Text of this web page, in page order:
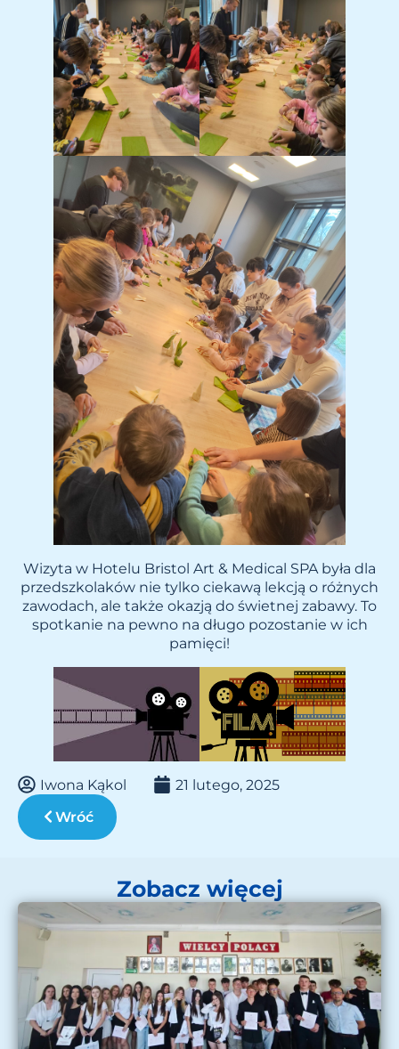
Wizyta w Hotelu Bristol Art & Medical SPA była dla
przedszkolaków nie tylko ciekawą lekcją o różnych
zawodach, ale także okazją do świetnej zabawy. To
spotkanie na pewno na długo pozostanie w ich
pamięci!
Iwona Kąkol
21 lutego, 2025
Wróć
Zobacz więcej